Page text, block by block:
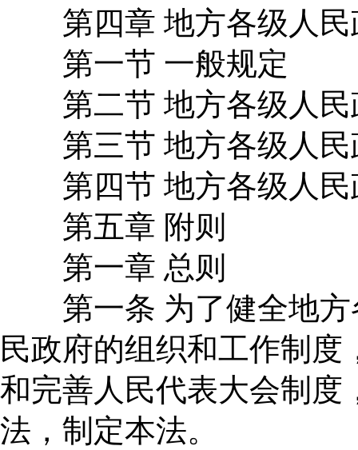
第四章 地方各级人民
第一节 一般规定
第二节 地方各级人民
第三节 地方各级人民
第四节 地方各级人民
第五章 附则
第一章 总则
第一条 为了健全地方
民政府的组织和工作制
和完善人民代表大会制度
法，制定本法。